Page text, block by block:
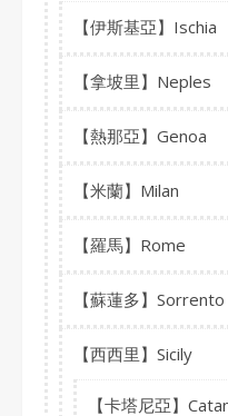
【伊斯基亞】Ischia
【拿坡里】Neples
【熱那亞】Genoa
【米蘭】Milan
【羅馬】Rome
【蘇蓮多】Sorrento
【西西里】Sicily
【卡塔尼亞】